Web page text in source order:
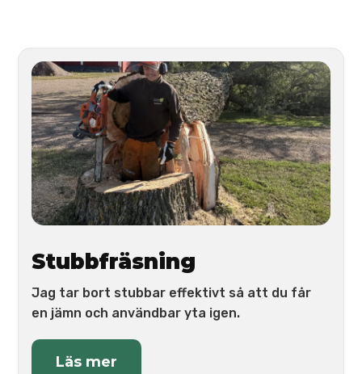
Stubbfräsning
Jag tar bort stubbar effektivt så att du får
en jämn och användbar yta igen.
Läs mer